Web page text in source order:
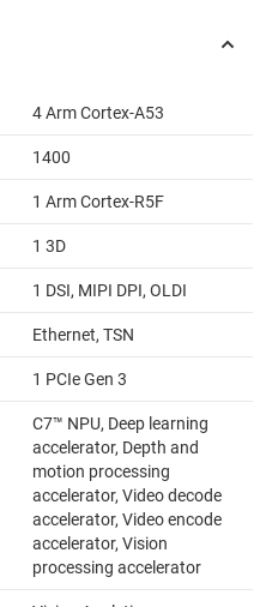
4 Arm Cortex-A53
1400
1 Arm Cortex-R5F
1 3D
1 DSI, MIPI DPI, OLDI
Ethernet, TSN
1 PCIe Gen 3
C7™ NPU, Deep learning
accelerator, Depth and
motion processing
accelerator, Video decode
accelerator, Video encode
accelerator, Vision
processing accelerator